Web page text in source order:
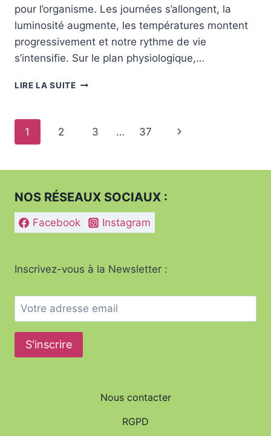
pour l’organisme. Les journées s’allongent, la
luminosité augmente, les températures montent
progressivement et notre rythme de vie
s’intensifie. Sur le plan physiologique,…
LIRE LA SUITE7
RELANCER
ÉNERGIE.
Navigation
1 2 3 … 37
Page
NOS RÉSEAUX SOCIAUX :
Facebook Instagram
Inscrivez-vous à la Newsletter :
Nous contacter
RGPD